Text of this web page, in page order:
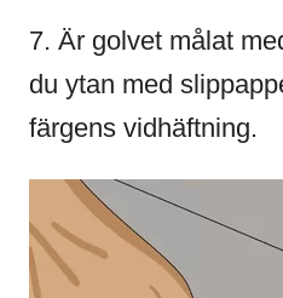
7. Är golvet målat
du ytan med
färgens vidhäftning.